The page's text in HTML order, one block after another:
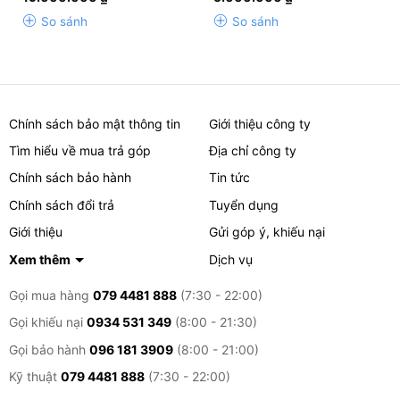
USB 2.0 (High- speed), Tùy chọn 802.11b/g/n,
trên Apple App hoặc Google Play)
Quản lý thiết bị: Top Access, EFMS6.2 (e-BRIDGE
Fleet Managerment )
Kiểm soát tài khoản: 10.000 Users hoặc 1.000 mã bộ
phận
Chuẩn môi trường: Energy Star (V2.0), EPEAT Gold,
Chứng nhận: WHQL (Windows 7, 8, 8.1, 10, 2008 R2,
Chức năng Scan
So sánh So sánh
Chính sách bảo mật thông tin
Tìm hiểu về mua trả góp
Chính sách bảo hành
Chính sách đổi trả
Giới thiệu
Xem thêm
Giới thiệu công ty
Địa chỉ công ty
Tin tức
Tuyển dụng
Gửi góp ý, khiếu nại
Dịch vụ
Gọi mua hàng 079 4481 888 (7:30 - 22:00)
Gọi khiếu nại 0934 531 349 (8:00 - 21:30)
Gọi bảo hành 096 181 3909 (8:00 - 21:00)
Kỹ thuật 079 4481 888 (7:30 - 22:00)